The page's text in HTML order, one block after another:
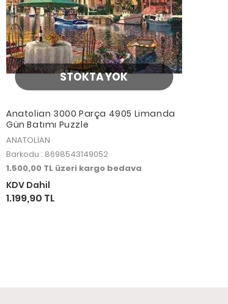
STOKTA YOK
Anatolian 3000 Parça 4905 Limanda
Gün Batımı Puzzle
ANATOLİAN
Barkodu : 8698543149052
1.500,00 TL üzeri kargo bedava
KDV Dahil
1.199,90 TL